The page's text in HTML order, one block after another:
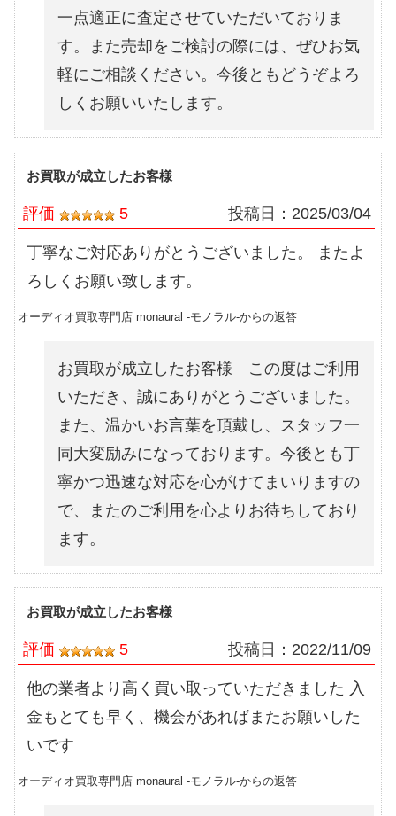
一点適正に査定させていただいておりま
す。また売却をご検討の際には、ぜひお気
軽にご相談ください。今後ともどうぞよろ
しくお願いいたします。
お買取が成立したお客様
評価 5 投稿日： 2025/03/04
丁寧なご対応ありがとうございました。 またよ
ろしくお願い致します。
オーディオ買取専門店 monaural -モノラル-からの返答
お買取が成立したお客様 この度はご利用
いただき、誠にありがとうございました。
また、温かいお言葉を頂戴し、スタッフ一
同大変励みになっております。今後とも丁
寧かつ迅速な対応を心がけてまいりますの
で、またのご利用を心よりお待ちしており
ます。
お買取が成立したお客様
評価 5 投稿日： 2022/11/09
他の業者より高く買い取っていただきました 入
金もとても早く、機会があればまたお願いした
いです
オーディオ買取専門店 monaural -モノラル-からの返答